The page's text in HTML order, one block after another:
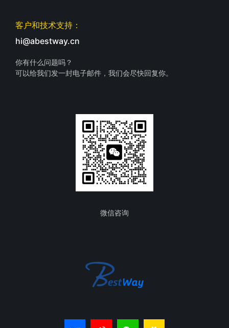
客户和技术支持：
hi@abestway.cn
你有什么问题吗？
可以给我们发一封电子邮件，我们会尽快回复你。
微信咨询